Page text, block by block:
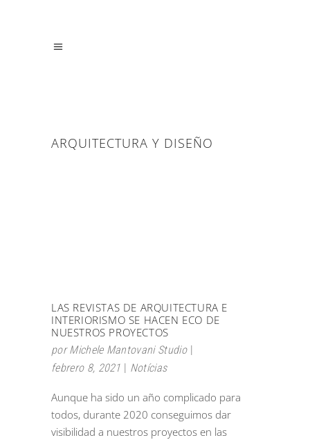
ARQUITECTURA Y DISEÑO
LAS REVISTAS DE ARQUITECTURA E
INTERIORISMO SE HACEN ECO DE
NUESTROS PROYECTOS
porMichele Mantovani Studio
febrero 8, 2021
Notícias
Aunque ha sido un año complicado para
todos, durante 2020 conseguimos dar
visibilidad a nuestros proyectos en las